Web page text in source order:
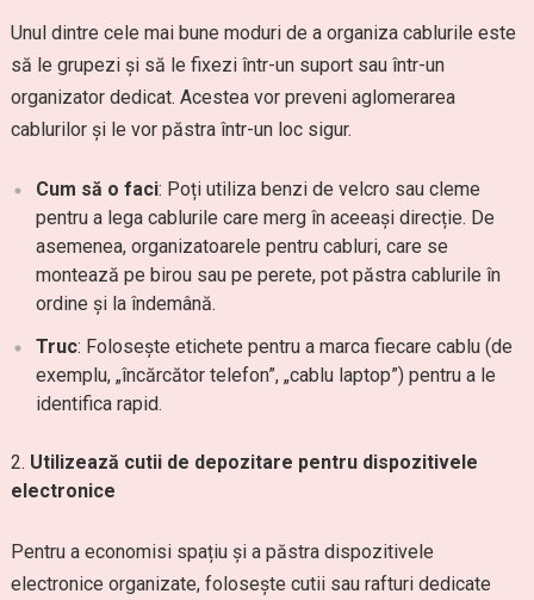
Unul dintre cele mai bune moduri de a organiza cablurile este
să le grupezi și să le fixezi într-un suport sau într-un
organizator dedicat. Acestea vor preveni aglomerarea
cablurilor și le vor păstra într-un loc sigur.
Cum să o faci: Poți utiliza benzi de velcro sau cleme
pentru a lega cablurile care merg în aceeași direcție. De
asemenea, organizatoarele pentru cabluri, care se
montează pe birou sau pe perete, pot păstra cablurile în
ordine și la îndemână.
Truc: Folosește etichete pentru a marca fiecare cablu (de
exemplu, „încărcător telefon”, „cablu laptop”) pentru a le
identifica rapid.
Utilizează cutii de depozitare pentru dispozitivele
electronice
Pentru a economisi spațiu și a păstra dispozitivele
electronice organizate, folosește cutii sau rafturi dedicate